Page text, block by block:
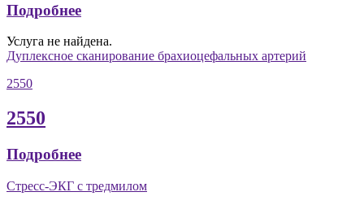
Подробнее
Услуга не найдена.
Дуплексное сканирование брахиоцефальных артерий
2550
2550
Подробнее
Стресс-ЭКГ с тредмилом